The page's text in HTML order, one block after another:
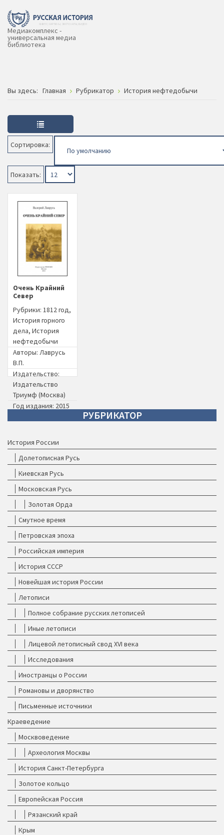
Медиакомплекс -
универсальная медиа
библиотека
Вы здесь: Главная Рубрикатор История нефтедобычи
Сортировка:
Показать:
Очень Крайний
Север
Рубрики: 1812 год,
История горного
дела, История
нефтедобычи
Авторы: Лаврусь
В.П.
Издательство:
Издательство
Триумф (Москва)
Год издания: 2015
РУБРИКАТОР
История России
Долетописная Русь
Киевская Русь
Московская Русь
Золотая Орда
Смутное время
Петровская эпоха
Российская империя
История СССР
Новейшая история России
Летописи
Полное собрание русских летописей
Иные летописи
Лицевой летописный свод XVI века
Исследования
Иностранцы о России
Романовы и дворянство
Письменные источники
Краеведение
Москвоведение
Археология Москвы
История Санкт-Петербурга
Золотое кольцо
Европейская Россия
Рязанский край
Крым